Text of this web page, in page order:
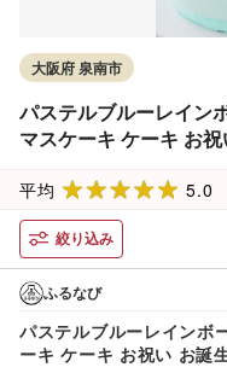
大阪府 泉南市
パステルブルーレイン
マスケーキ ケーキ お
平均 5.0
絞り込み
ふるなび
パステルブルーレインボ
ーキ ケーキ お祝い お誕